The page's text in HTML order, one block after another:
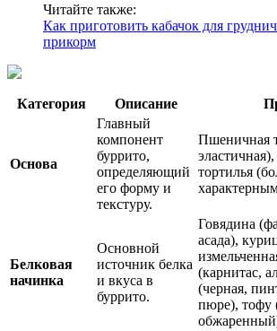
Читайте также:
Как приготовить кабачок для
прикорм
Категория Описание
Основа
Главный
компонент
буррито,
определяющий
его форму и
текстуру.
Пшеничная
тортилья
Белковая
начинка
Основной
источник белка
и вкуса в
буррито.
Говядина
асада),
(карнитас,
(черная,
пюре), тофу